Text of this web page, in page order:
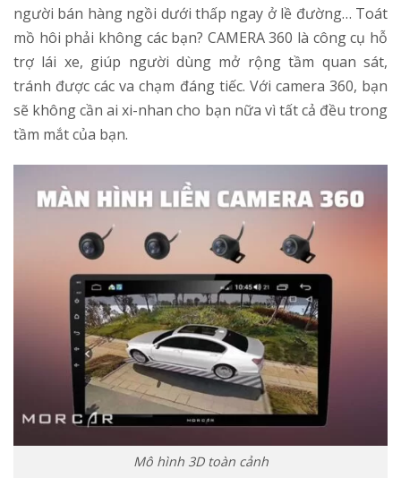
người bán hàng ngồi dưới thấp ngay ở lề đường… Toát
mồ hôi phải không các bạn? CAMERA 360 là công cụ hỗ
trợ lái xe, giúp người dùng mở rộng tầm quan sát,
tránh được các va chạm đáng tiếc. Với camera 360, bạn
sẽ không cần ai xi-nhan cho bạn nữa vì tất cả đều trong
tầm mắt của bạn.
Mô hình 3D toàn cảnh